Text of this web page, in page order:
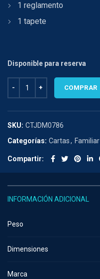
1 reglamento
1 tapete
Disponible para reserva
COMPRAR
SKU: CTJDM0786
Categorías: Cartas, Familiar
Compartir
INFORMACIÓN ADICIONAL
Peso
Dimensiones
Marca